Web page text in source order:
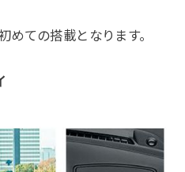
めての搭載となります。